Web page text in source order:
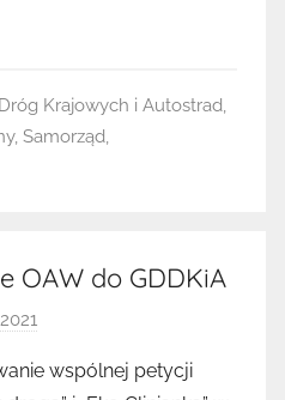
Krajowych i Autostrad,
, Samorząd,
OAW do GDDKiA
z wspólnej petycji